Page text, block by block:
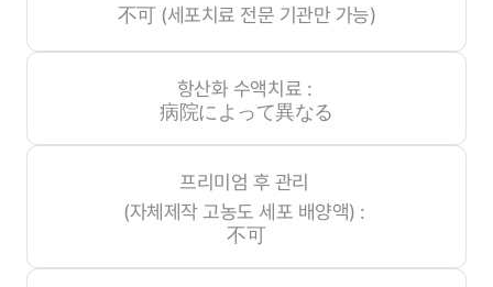
不可 (세포치료 전문 기관만 가능)
항산화 수액치료 :
病院によって異なる
프리미엄 후 관리
(자체제작 고농도 세포 배양액) :
不可